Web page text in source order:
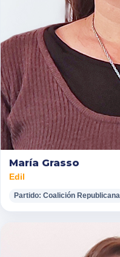
María Grasso
Edil
Partido: Coalición Republicana